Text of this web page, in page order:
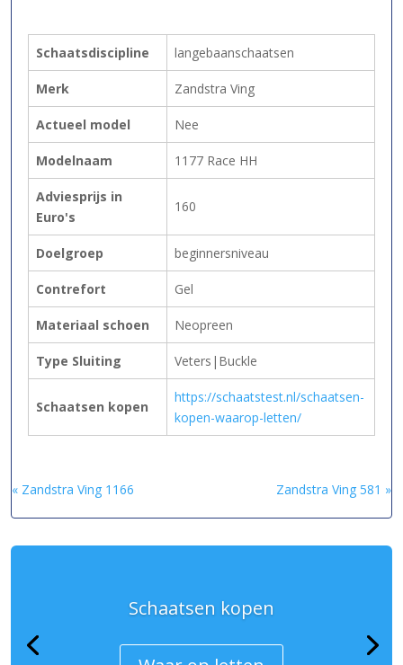
Schaatsdiscipline langebaanschaatsen
Merk Zandstra Ving
Actueel model Nee
Modelnaam 1177 Race HH
Adviesprijs in
Euro's
160
Doelgroep beginnersniveau
Contrefort Gel
Materiaal schoen Neopreen
Type Sluiting Veters|Buckle
Schaatsen kopen
https://schaatstest.nl/schaatsen-
kopen-waarop-letten/
« Zandstra Ving 1166 Zandstra Ving 581 »
Schaatsen kopen